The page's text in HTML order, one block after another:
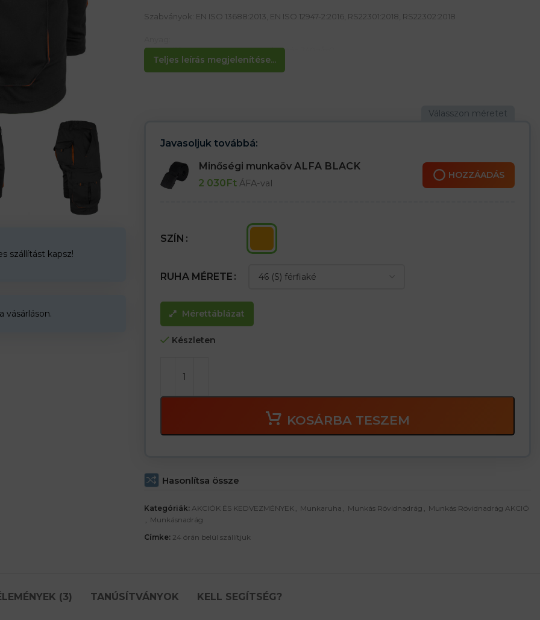
szállítást kapsz!
vásárláson.
Teljes leírás megjelenítése...
Szabványok: EN ISO 13688:2013, EN ISO 12947-2:2016, RS22301:2018, RS22302:2018
62% poliészter, 35% pamut, 3% elasztán 240g/m2
Jellemzők:
– Két hátsó zseb tépőzárral és két oldalzseb
– Két tépőzáras lábzseb
– Dupla anyag hátul, mely növeli a nadrág kopásállóságát
Javasoljuk továbbá:
Minőségi munkaöv ALFA BLACK
2 030Ft ÁFA-val
HOZZÁADÁS
SZÍN
RUHA MÉRETE
Mérettáblázat
Készleten
KOSÁRBA TESZEM
Hasonlítsa össze
Kategóriák: AKCIÓK ÉS KEDVEZMÉNYEK , Munkaruha , Munkás Rövidnadrág , Munkás Rövidnadrág AKCIÓ
, Munkásnadrág
Címke: 24 órán belül szállítjuk
(3) TANÚSÍTVÁNYOK KELL SEGÍTSÉG?